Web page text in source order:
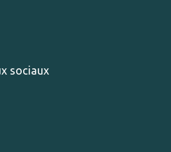
sociaux